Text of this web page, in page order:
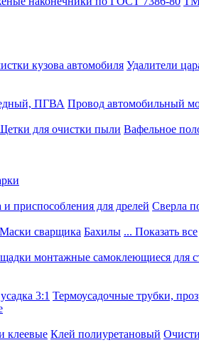
кузова автомобиля Удалители
ПГВА Провод автомобильный
для очистки пыли Вафельное
и приспособления для дрелей Сверла
Маски сварщика Бахилы ... Показать все
монтажные самоклеющиеся для
3:1 Термоусадочные трубки,
клеевые Клей полиуретановый